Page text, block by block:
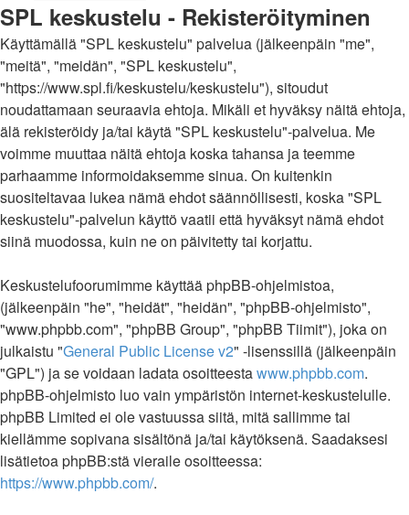
SPL keskustelu - Rekisteröityminen
Käyttämällä "SPL keskustelu" palvelua (jälkeenpäin "me",
"meitä", "meidän", "SPL keskustelu",
"https://www.spl.fi/keskustelu/keskustelu"), sitoudut
noudattamaan seuraavia ehtoja. Mikäli et hyväksy näitä ehtoja,
älä rekisteröidy ja/tai käytä "SPL keskustelu"-palvelua. Me
voimme muuttaa näitä ehtoja koska tahansa ja teemme
parhaamme informoidaksemme sinua. On kuitenkin
suositeltavaa lukea nämä ehdot säännöllisesti, koska "SPL
keskustelu"-palvelun käyttö vaatii että hyväksyt nämä ehdot
siinä muodossa, kuin ne on päivitetty tai korjattu.
Keskustelufoorumimme käyttää phpBB-ohjelmistoa,
(jälkeenpäin "he", "heidät", "heidän", "phpBB-ohjelmisto",
"www.phpbb.com", "phpBB Group", "phpBB Tiimit"), joka on
julkaistu "General Public License v2" -lisenssillä (jälkeenpäin
"GPL") ja se voidaan ladata osoitteestawww.phpbb.com.
phpBB-ohjelmisto luo vain ympäristön internet-keskustelulle.
phpBB Limited ei ole vastuussa siitä, mitä sallimme tai
kiellämme sopivana sisältönä ja/tai käytöksenä. Saadaksesi
lisätietoa phpBB:stä vieraile osoitteessa:
https://www.phpbb.com/.